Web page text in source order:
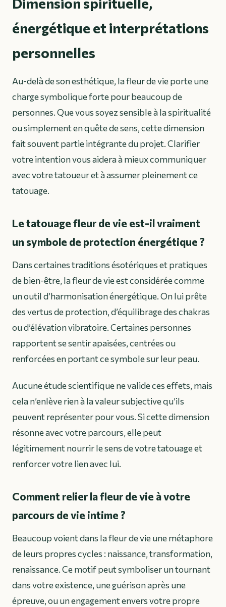
énergétique et interprétations
personnelles
Au-delà de son esthétique, la fleur de vie porte une
charge symbolique forte pour beaucoup de
personnes. Que vous soyez sensible à la spiritualité
ou simplement en quête de sens, cette dimension
fait souvent partie intégrante du projet. Clarifier
votre intention vous aidera à mieux communiquer
avec votre tatoueur et à assumer pleinement ce
tatouage.
Le tatouage fleur de vie est-il vraiment
un symbole de protection énergétique ?
Dans certaines traditions ésotériques et pratiques
de bien-être, la fleur de vie est considérée comme
un outil d’harmonisation énergétique. On lui prête
des vertus de protection, d’équilibrage des chakras
ou d’élévation vibratoire. Certaines personnes
rapportent se sentir apaisées, centrées ou
renforcées en portant ce symbole sur leur peau.
Aucune étude scientifique ne valide ces effets, mais
cela n’enlève rien à la valeur subjective qu’ils
peuvent représenter pour vous. Si cette dimension
résonne avec votre parcours, elle peut
légitimement nourrir le sens de votre tatouage et
renforcer votre lien avec lui.
Comment relier la fleur de vie à votre
parcours de vie intime ?
Beaucoup voient dans la fleur de vie une métaphore
de leurs propres cycles : naissance, transformation,
renaissance. Ce motif peut symboliser un tournant
dans votre existence, une guérison après une
épreuve, ou un engagement envers votre propre